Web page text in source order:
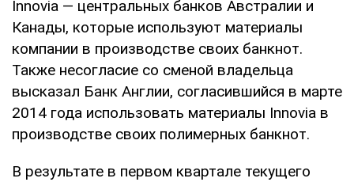
Innovia — центральных банков Австралии и
Канады, которые используют материалы
компании в производстве своих банкнот.
Также несогласие со сменой владельца
высказал Банк Англии, согласившийся в марте
2014 года использовать материалы Innovia в
производстве своих полимерных банкнот.
В результате в первом квартале текущего